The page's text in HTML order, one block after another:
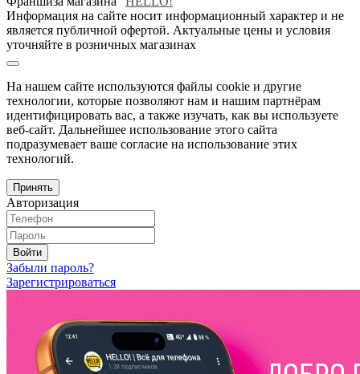
Информация на сайте носит информационный характер и не
является публичной офертой. Актуальные цены и условия
уточняйте в розничных магазинах
На нашем сайте используются файлы cookie и другие
технологии, которые позволяют нам и нашим партнёрам
идентифицировать вас, а также изучать, как вы используете
веб-сайт. Дальнейшее использование этого сайта
подразумевает ваше согласие на использование этих
технологий.
Принять
Авторизация
Войти
Забыли пароль?
Зарегистрироваться